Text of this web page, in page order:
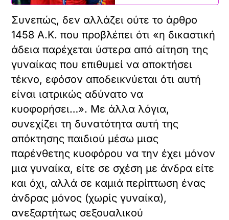
Συνεπώς, δεν αλλάζει ούτε το άρθρο
1458 Α.Κ. που προβλέπει ότι «η δικαστική
άδεια παρέχεται ύστερα από αίτηση της
γυναίκας που επιθυμεί να αποκτήσει
τέκνο, εφόσον αποδεικνύεται ότι αυτή
είναι ιατρικώς αδύνατο να
κυοφορήσει…». Με άλλα λόγια,
συνεχίζει τη δυνατότητα αυτή της
απόκτησης παιδιού μέσω μιας
παρένθετης κυοφόρου να την έχει μόνον
μια γυναίκα, είτε σε σχέση με άνδρα είτε
και όχι, αλλά σε καμιά περίπτωση ένας
άνδρας μόνος (χωρίς γυναίκα),
ανεξαρτήτως σεξουαλικού